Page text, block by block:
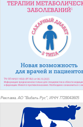
Реклама. АО "Видаль Рус", ИНН 7728043605